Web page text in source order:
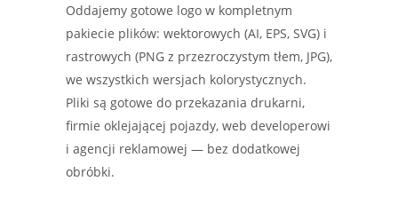
Oddajemy gotowe logo w kompletnym
pakiecie plików: wektorowych (AI, EPS, SVG) i
rastrowych (PNG z przezroczystym tłem, JPG),
we wszystkich wersjach kolorystycznych.
Pliki są gotowe do przekazania drukarni,
firmie oklejającej pojazdy, web developerowi
i agencji reklamowej — bez dodatkowej
obróbki.